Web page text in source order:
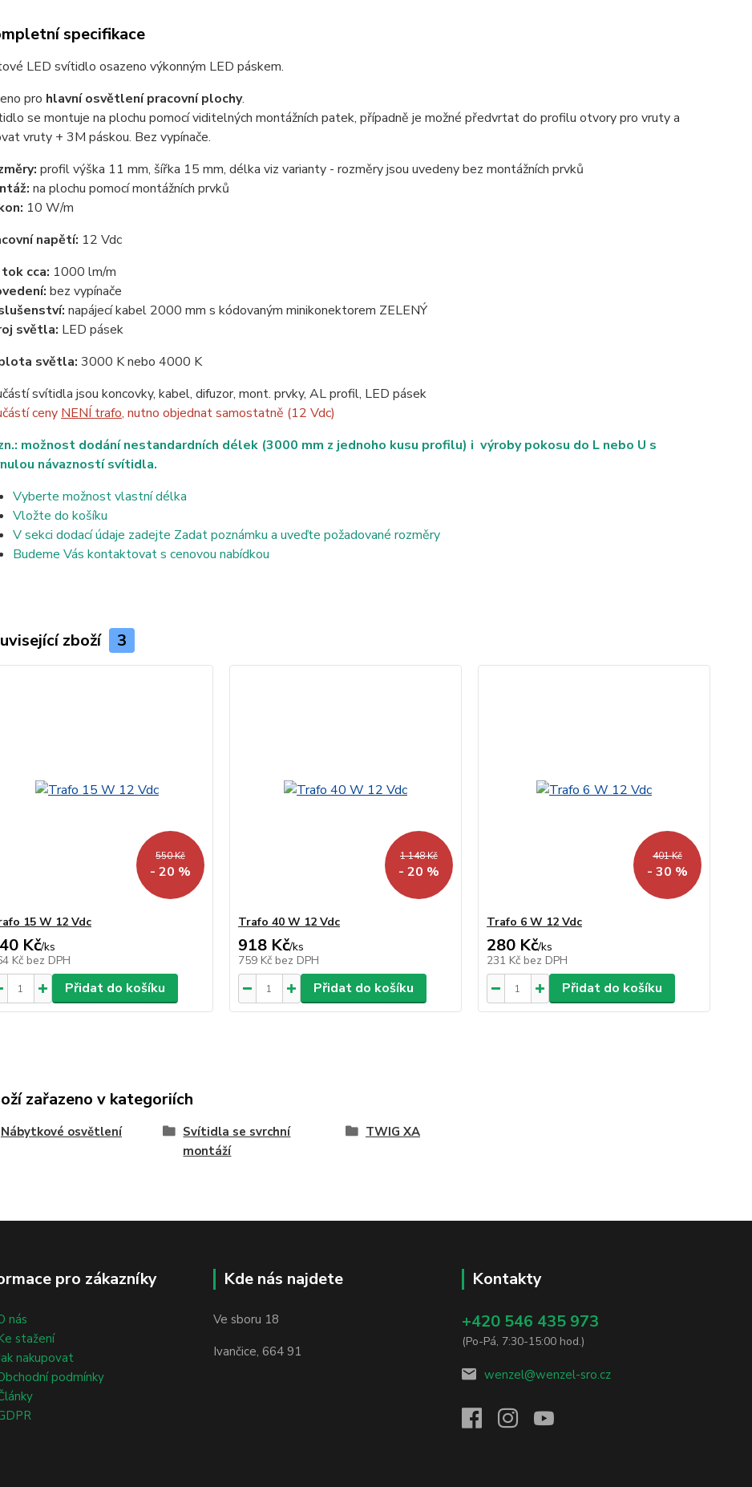
specifikace
LED svítidlo osazeno výkonným LED páskem.
pro hlavní osvětlení pracovní plochy.
se montuje na plochu pomocí viditelných montážních patek, případně je možné předvrtat do profilu otvory pro vruty a
vruty + 3M páskou. Bez vypínače.
profil výška 11 mm, šířka 15 mm, délka viz varianty - rozměry jsou uvedeny bez montážních prvků
na plochu pomocí montážních prvků
10 W/m
napětí: 12 Vdc
tok cca: 1000 lm/m
bez vypínače
napájecí kabel 2000 mm s kódovaným minikonektorem ZELENÝ
světla: LED pásek
světla: 3000 K nebo 4000 K
svítidla jsou koncovky, kabel, difuzor, mont. prvky, AL profil, LED pásek
ceny NENÍ trafo, nutno objednat samostatně (12 Vdc)
možnost dodání nestandardních délek (3000 mm z jednoho kusu profilu) i výroby pokosu do L nebo U s
návazností svítidla.
Vyberte možnost vlastní délka
Vložte do košíku
V sekci dodací údaje zadejte Zadat poznámku a uveďte požadované rozměry
Budeme Vás kontaktovat s cenovou nabídkou
zboží 3
550 Kč
- 20 %
15 W 12 Vdc
Kč/ks
Kč bez DPH
Přidat do košíku
1 148 Kč
- 20 %
Trafo 40 W 12 Vdc
918 Kč/ks
759 Kč bez DPH
Přidat do košíku
401 Kč
- 30 %
Trafo 6 W 12 Vdc
280 Kč/ks
231 Kč bez DPH
Přidat do košíku
zařazeno v kategoriích
Nábytkové osvětlení
Svítidla se svrchní
montáží
TWIG XA
pro zákazníky
nás
stažení
nakupovat
podmínky
Kde nás najdete
Ve sboru 18
Ivančice, 664 91
Kontakty
+420 546 435 973
(Po-Pá, 7:30-15:00 hod.)
wenzel@wenzel-sro.cz